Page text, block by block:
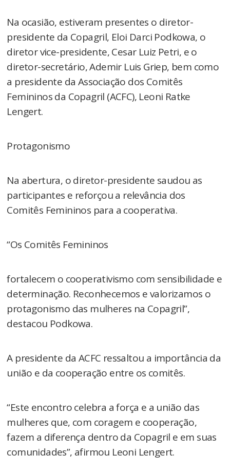
Na ocasião, estiveram presentes o diretor-
presidente da Copagril, Eloi Darci Podkowa, o
diretor vice-presidente, Cesar Luiz Petri, e o
diretor-secretário, Ademir Luis Griep, bem como
a presidente da Associação dos Comitês
Femininos da Copagril (ACFC), Leoni Ratke
Lengert.
Protagonismo
Na abertura, o diretor-presidente saudou as
participantes e reforçou a relevância dos
Comitês Femininos para a cooperativa.
“Os Comitês Femininos
fortalecem o cooperativismo com sensibilidade e
determinação. Reconhecemos e valorizamos o
protagonismo das mulheres na Copagril”,
destacou Podkowa.
A presidente da ACFC ressaltou a importância da
união e da cooperação entre os comitês.
“Este encontro celebra a força e a união das
mulheres que, com coragem e cooperação,
fazem a diferença dentro da Copagril e em suas
comunidades”, afirmou Leoni Lengert.